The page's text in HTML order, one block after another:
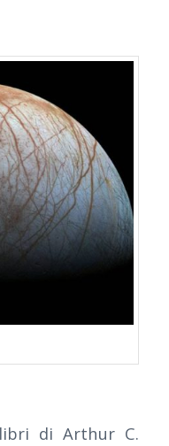
di Arthur C.